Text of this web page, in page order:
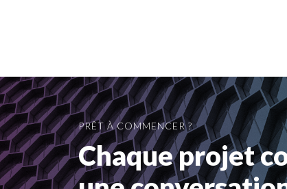
PRÊT À COMMENCER ?
Chaque projet